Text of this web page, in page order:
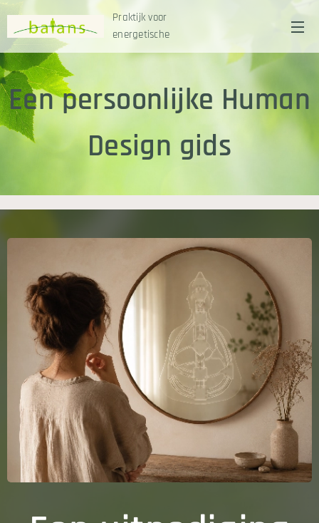
Praktijk voor
energetische
Kinesitherapie
Een persoonlijke Human
Design gids